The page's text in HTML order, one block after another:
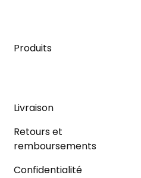
Produits
Livraison
Retours et
remboursements
Confidentialité